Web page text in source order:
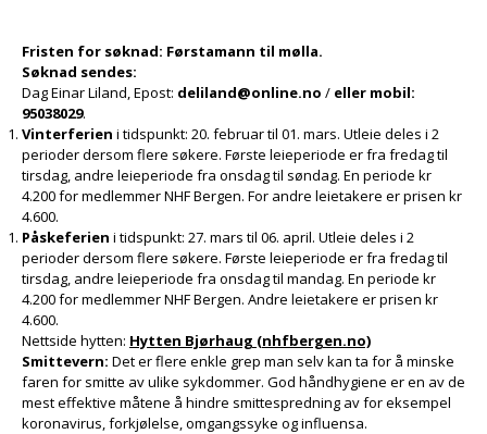
Fristen for søknad: Førstamann til mølla.
Søknad sendes:
Dag Einar Liland, Epost: deliland@online.no / eller mobil:
95038029.
Vinterferien i tidspunkt: 20. februar til 01. mars. Utleie deles i 2
perioder dersom flere søkere. Første leieperiode er fra fredag til
tirsdag, andre leieperiode fra onsdag til søndag. En periode kr
4.200 for medlemmer NHF Bergen. For andre leietakere er prisen kr
4.600.
Påskeferien i tidspunkt: 27. mars til 06. april. Utleie deles i 2
perioder dersom flere søkere. Første leieperiode er fra fredag til
tirsdag, andre leieperiode fra onsdag til mandag. En periode kr
4.200 for medlemmer NHF Bergen. Andre leietakere er prisen kr
4.600.
Nettside hytten: Hytten Bjørhaug (nhfbergen.no)
Smittevern: Det er flere enkle grep man selv kan ta for å minske
faren for smitte av ulike sykdommer. God håndhygiene er en av de
mest effektive måtene å hindre smittespredning av for eksempel
koronavirus, forkjølelse, omgangssyke og influensa.